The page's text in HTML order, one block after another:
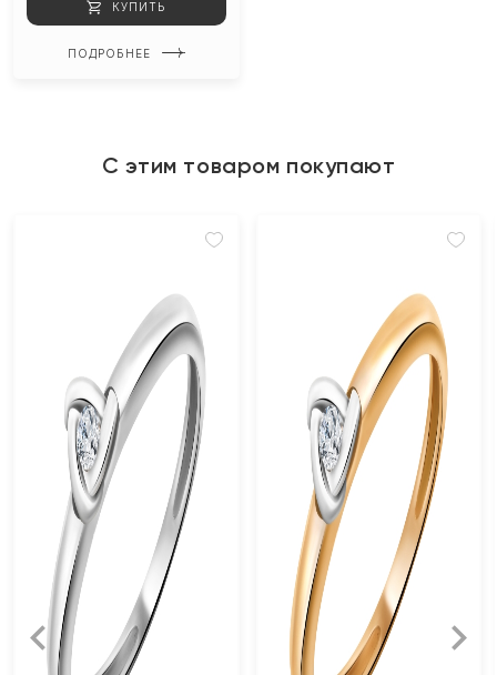
КУПИТЬ
ПОДРОБНЕЕ
С этим товаром покупают